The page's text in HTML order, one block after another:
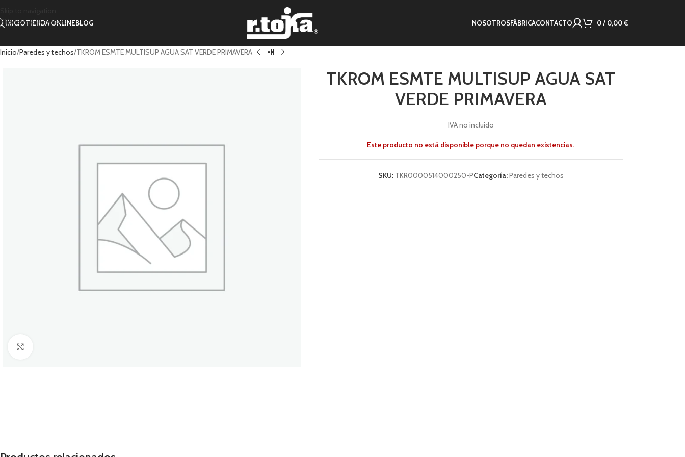
Skip to main content
INICIOTIENDA ONLINEBLOG NOSOTROSFÁBRICACONTACTO 0/ 0,00€
Inicio Paredes y techos TKROM ESMTE MULTISUP AGUA SAT VERDE PRIMAVERA
TKROM ESMTE MULTISUP AGUA SAT
VERDE PRIMAVERA
IVA no incluido
Este producto no está disponible porque no quedan existencias.
SKU: TKR0000514000250-PCategoría:Paredes y techos